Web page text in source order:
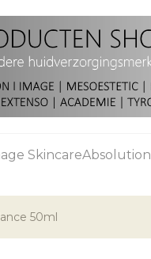
SkincareAbsolution
50ml